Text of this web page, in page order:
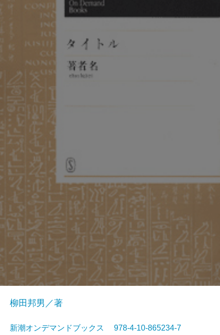
柳田邦男／著
新潮オンデマンドブックス 978-4-10-865234-7